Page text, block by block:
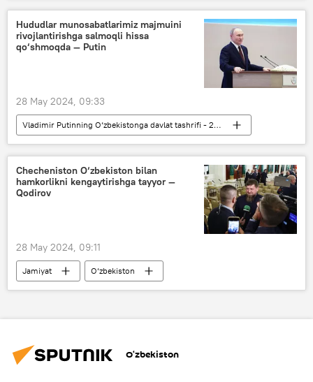
Shavkat Mirziyoyev
Turizm
investitsiya
Hududlar munosabatlarimiz majmuini
rivojlantirishga salmoqli hissa
qo‘shmoqda — Putin
28 May 2024, 09:33
Vladimir Putinning O‘zbekistonga davlat tashrifi - 2024-yil
Siyosat
O‘zbekiston
Rossiya
Vladimir Putin
Checheniston O‘zbekiston bilan
hamkorlikni kengaytirishga tayyor —
Qodirov
28 May 2024, 09:11
Jamiyat
O‘zbekiston
Checheniston
Ramzan Qodirov
O‘zbekiston